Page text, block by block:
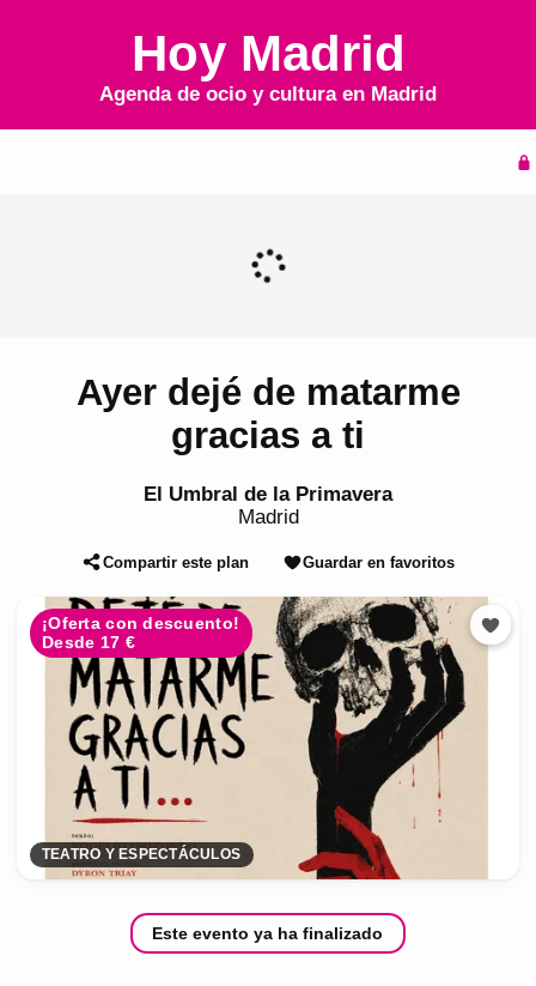
Hoy Madrid
Agenda de ocio y cultura en Madrid
Ayer dejé de matarme
gracias a ti
El Umbral de la Primavera
Madrid
Compartir este plan Guardar en favoritos
¡Oferta con descuento!
Desde 17 €
TEATRO Y ESPECTÁCULOS
Este evento ya ha finalizado